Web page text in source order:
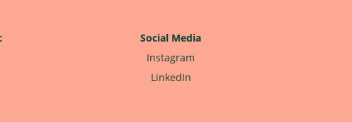
Social Media
Instagram
LinkedIn